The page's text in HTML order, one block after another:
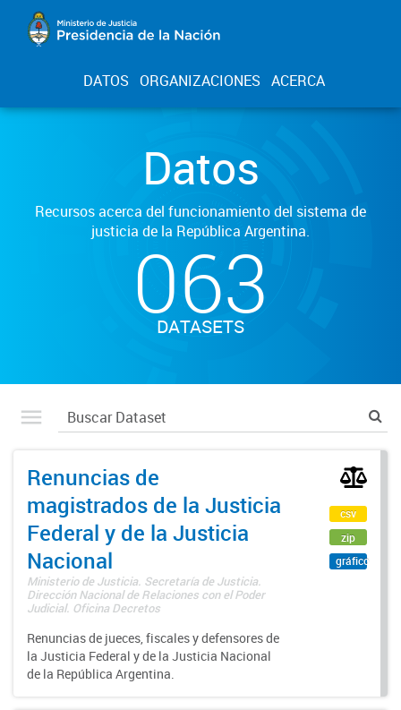
DATOS ORGANIZACIONES ACERCA
Datos
Recursos acerca del funcionamiento del sistema de
justicia de la República Argentina.
063
DATASETS
Renuncias de
magistrados de la Justicia
Federal y de la Justicia
Nacional
Ministerio de Justicia. Secretaría de Justicia.
Dirección Nacional de Relaciones con el Poder
Judicial. Oficina Decretos
Renuncias de jueces, fiscales y defensores de
la Justicia Federal y de la Justicia Nacional
de la República Argentina.
csv
zip
gráfico